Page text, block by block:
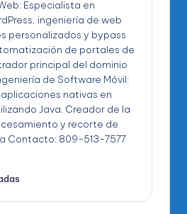
Especialista en
ingeniería de web
personalizados y bypass
de portales de
principal del dominio
de Software Móvil:
nativas en
Java. Creador de la
y recorte de
Contacto: 809-513-7577